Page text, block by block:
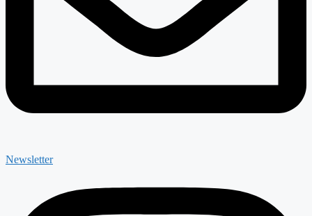
Newsletter